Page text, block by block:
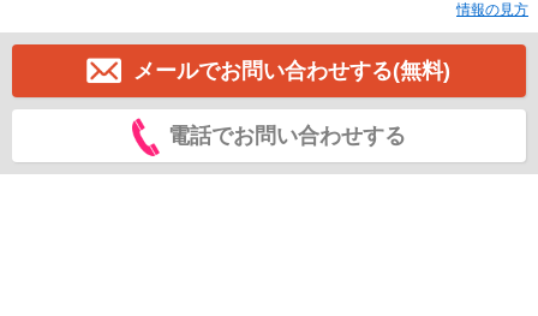
情報の見方
メールでお問い合わせする(無料)
電話でお問い合わせする